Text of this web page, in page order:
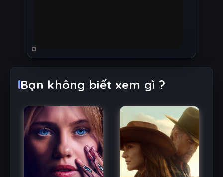
Bạn không biết xem gì ?